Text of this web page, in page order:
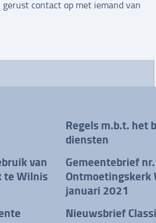
contact op met iemand van
Regels m.b.t. het
diensten
van
te Wilnis
Gemeentebrief
Ontmoetingskerk
januari 2021
Nieuwsbrief